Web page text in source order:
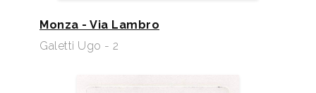
Monza - Via Lambro
Galetti Ugo - 2